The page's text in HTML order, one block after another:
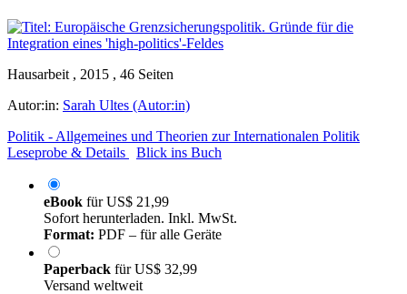
Hausarbeit , 2015 , 46 Seiten
Autor:in: Sarah Ultes (Autor:in)
Politik - Allgemeines und Theorien zur Internationalen Politik
Leseprobe & Details
Blick ins Buch
eBook fürUS$ 21,99
Sofort herunterladen. Inkl. MwSt.
Format: PDF – für alle Geräte
Paperback fürUS$ 32,99
Versand weltweit